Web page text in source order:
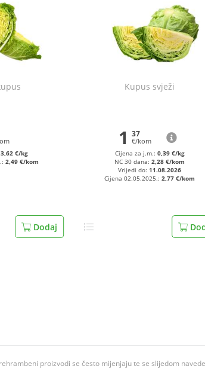
3,62 €/kg
2,49 €/kom
Dodaj
Kupus svježi
1 37
€/kom
Cijena za j.m.: 0,39 €/kg
NC 30 dana:2,28 €/kom
Vrijedi do:11.08.2026
Cijena 02.05.2025.:2,77 €/kom
proizvodi se često mijenjaju te se slijedom